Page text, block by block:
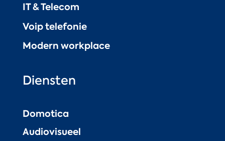
IT & Telecom
Voip telefonie
Modern workplace
Diensten
Domotica
Audiovisueel